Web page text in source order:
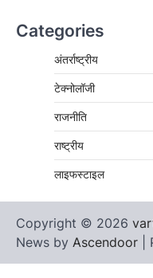
Categories
अंतर्राष्ट्रीय
टेक्नोलॉजी
राजनीति
राष्ट्रीय
लाइफस्टाइल
Copyright © 2026
News by Ascendoor |